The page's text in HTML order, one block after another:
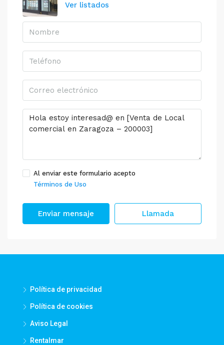
Ver listados
Al enviar este formulario acepto
Términos de Uso
Enviar mensaje Llamada
Política de privacidad
Política de cookies
Aviso Legal
Rentalmar